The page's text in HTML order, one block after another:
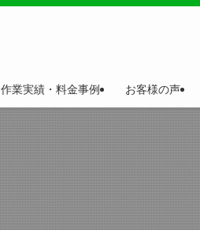
作業実績・料金事例 お客様の声